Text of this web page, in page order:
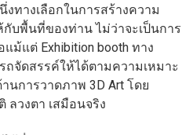
ทางเลือกในการสร้างความ
บพื้นที่ของท่าน ไม่ว่าจะเป็นการ
ม้แต่ Exhibition booth ทาง
ถจัดสรรค์ให้ได้ตามความเหมาะ
นการวาดภาพ 3D Art โดย
ลวงตา เสมือนจริง